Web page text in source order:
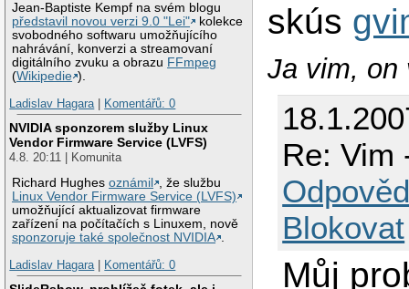
Jean-Baptiste Kempf na svém blogu
představil novou verzi 9.0 "Lei"
kolekce
svobodného softwaru umožňujícího
nahrávání, konverzi a streamovaní
digitálního zvuku a obrazu FFmpeg
(Wikipedie ).
Ladislav Hagara| Komentářů: 0
NVIDIA sponzorem služby Linux
Vendor Firmware Service (LVFS)
4.8. 20:11 | Komunita
Richard Hughesoznámil
, že službu
Linux Vendor Firmware Service (LVFS)
umožňující aktualizovat firmware
zařízení na počítačích s Linuxem, nově
sponzoruje také společnost NVIDIA .
Ladislav Hagara| Komentářů: 0
skús
Ja vim, on
Re: Vim
Blokovat
Můj